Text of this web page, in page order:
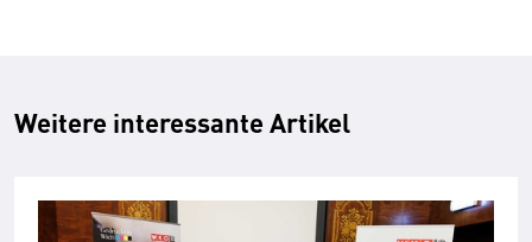
Weitere interessante Artikel